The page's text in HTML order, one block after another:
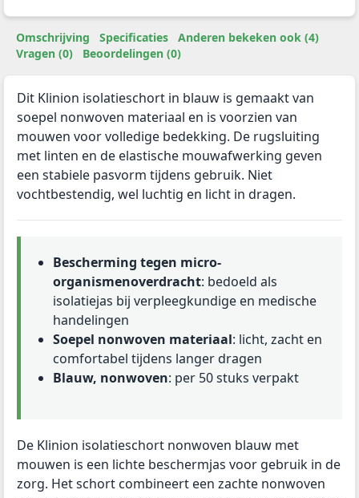
Omschrijving Specificaties
Anderen bekeken ook (4)
Vragen (0)
Beoordelingen (0)
Dit Klinion isolatieschort in blauw is gemaakt van
soepel nonwoven materiaal en is voorzien van
mouwen voor volledige bedekking. De rugsluiting
met linten en de elastische mouwafwerking geven
een stabiele pasvorm tijdens gebruik. Niet
vochtbestendig, wel luchtig en licht in dragen.
Bescherming tegen micro-
organismenoverdracht: bedoeld als
isolatiejas bij verpleegkundige en medische
handelingen
Soepel nonwoven materiaal: licht, zacht en
comfortabel tijdens langer dragen
Blauw, nonwoven: per 50 stuks verpakt
De Klinion isolatieschort nonwoven blauw met
mouwen is een lichte beschermjas voor gebruik in de
zorg. Het schort combineert een zachte nonwoven